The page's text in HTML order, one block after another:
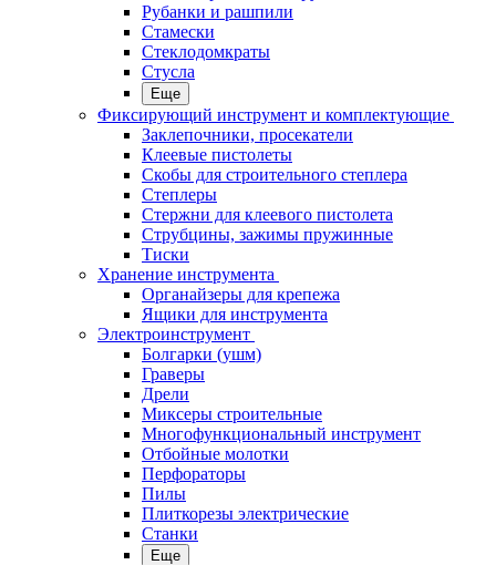
Рубанки и рашпили
Стамески
Стеклодомкраты
Стусла
Еще
Фиксирующий инструмент и комплектующие
Заклепочники, просекатели
Клеевые пистолеты
Скобы для строительного степлера
Степлеры
Стержни для клеевого пистолета
Струбцины, зажимы пружинные
Тиски
Хранение инструмента
Органайзеры для крепежа
Ящики для инструмента
Электроинструмент
Болгарки (ушм)
Граверы
Дрели
Миксеры строительные
Многофункциональный инструмент
Отбойные молотки
Перфораторы
Пилы
Плиткорезы электрические
Станки
Еще